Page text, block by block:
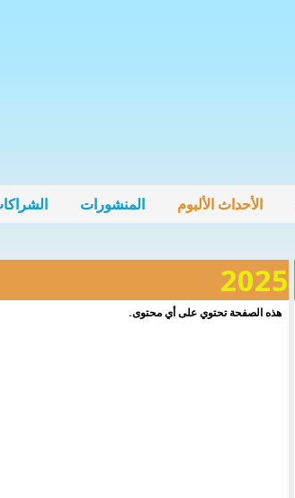
الأحداث الألبوم المنشورات
2025
هذه الصفحة تحتوي على أي محتوى.